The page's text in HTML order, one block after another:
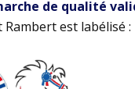
de qualité
Rambert est labélisé :